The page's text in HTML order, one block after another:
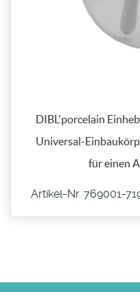
DIBL'porcelain
Universal-
für einen
Artikel-Nr. 769001-​